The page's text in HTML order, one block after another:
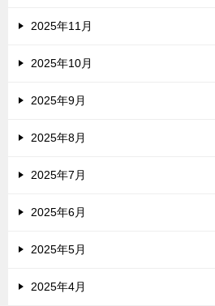
2025年11月
2025年10月
2025年9月
2025年8月
2025年7月
2025年6月
2025年5月
2025年4月